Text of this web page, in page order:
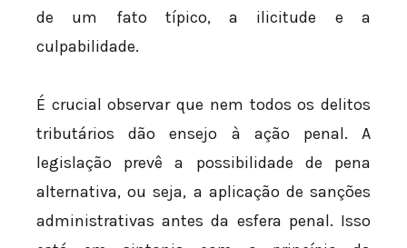
de um fato típico, a ilicitude e a
culpabilidade.
É crucial observar que nem todos os delitos
tributários dão ensejo à ação penal. A
legislação prevê a possibilidade de pena
alternativa, ou seja, a aplicação de sanções
administrativas antes da esfera penal. Isso